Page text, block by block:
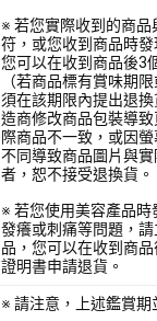
※ 若您實際收到的商品
符，或您收到商品時發
您可以在收到商品後3
（若商品標有賞味期
須在該期限內提出退
造商修改商品包裝導
際商品不一致，或因
不同導致商品圖片與
者，恕不接受退換貨。
※ 若您使用美容產品時
發癢或刺痛等問題，
品，您可以在收到商
證明書申請退貨。
※ 請注意，上述鑑賞期